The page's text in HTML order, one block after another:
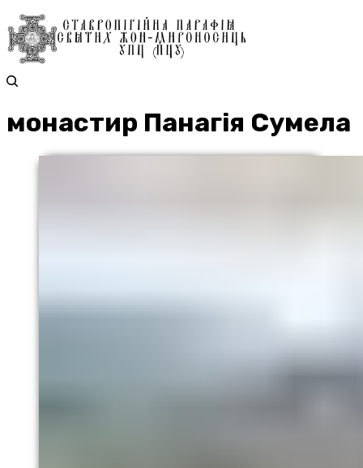
монастир Панагія Сумела